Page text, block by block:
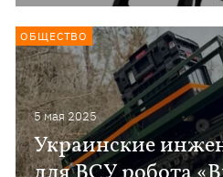
5 мая 2025
Украинские
ОБЩЕСТВО